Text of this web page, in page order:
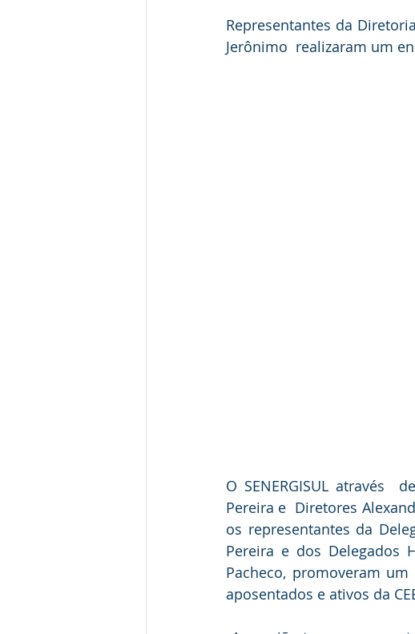
Representantes da
Jerônimo  realizaram um
O SENERGISUL através
Pereira e  Diretores
os representantes da
Pereira e dos Delegados
Pacheco, promoveram
aposentados e ativos da